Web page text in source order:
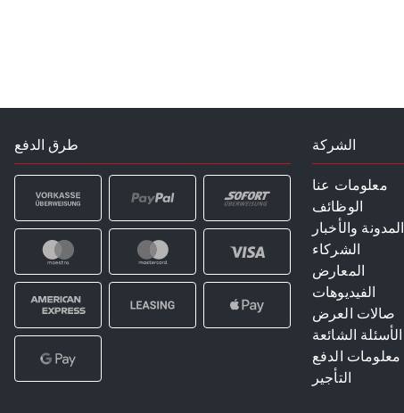
طرق الدفع الشركة
معلومات عنا
الوظائف
المدونة والأخبار
الشركاء
المعارض
الفيديوهات
صالات العرض
الأسئلة الشائعة
معلومات الدفع
التأجير